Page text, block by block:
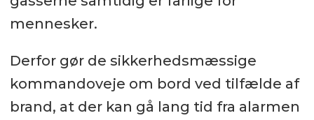
mennesker.
Derfor gør de sikkerhedsmæssige
kommandoveje om bord ved tilfælde af
brand, at der kan gå lang tid fra alarmen